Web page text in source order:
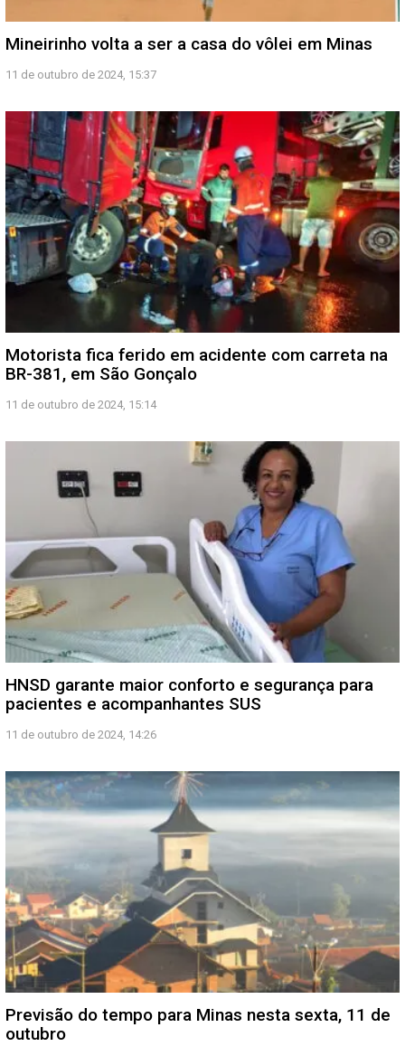
Mineirinho volta a ser a casa do vôlei em Minas
11 de outubro de 2024, 15:37
Motorista fica ferido em acidente com carreta na
BR-381, em São Gonçalo
11 de outubro de 2024, 15:14
HNSD garante maior conforto e segurança para
pacientes e acompanhantes SUS
11 de outubro de 2024, 14:26
Previsão do tempo para Minas nesta sexta, 11 de
outubro